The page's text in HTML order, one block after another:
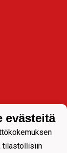
evästeitä
tilastollisiin